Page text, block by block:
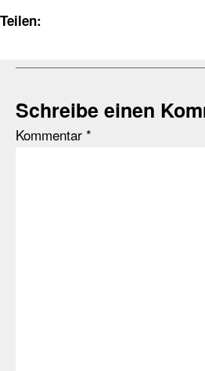
Teilen:
Schreibe einen
Kommentar *